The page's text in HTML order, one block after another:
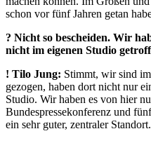
schon vor fünf Jahren getan
? Nicht so bescheiden. Wir
nicht im eigenen Studio
! Tilo Jung: Stimmt, wir sind
gezogen, haben dort nicht nur
Studio. Wir haben es von hier
Bundespressekonferenz und
ein sehr guter, zentraler Standort.